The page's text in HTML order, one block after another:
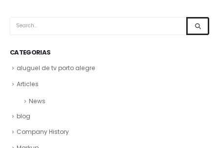
CATEGORIAS
aluguel de tv porto alegre
Articles
News
blog
Company History